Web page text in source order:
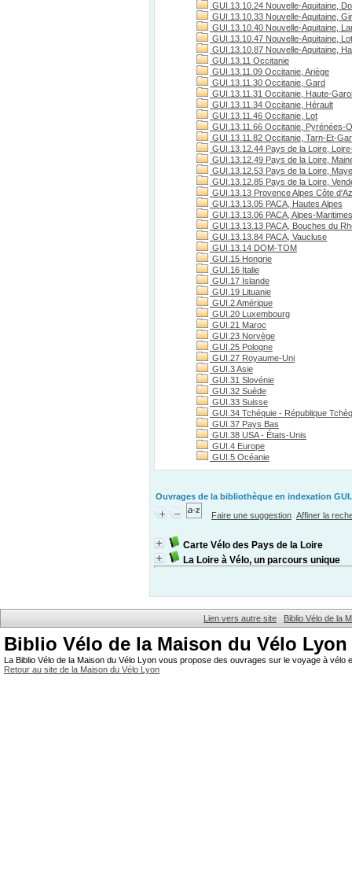
GUI.13.10.24 Nouvelle-Aquitaine,
GUI.13.10.33 Nouvelle-Aquitaine,
GUI.13.10.40 Nouvelle-Aquitaine,
GUI.13.10.47 Nouvelle-Aquitaine,
GUI.13.10.87 Nouvelle-Aquitaine,
GUI.13.11 Occitanie
GUI.13.11.09 Occitanie, Ariège
GUI.13.11.30 Occitanie, Gard
GUI.13.11.31 Occitanie, Haute-
GUI.13.11.34 Occitanie, Hérault
GUI.13.11.46 Occitanie, Lot
GUI.13.11.66 Occitanie, Pyrénées-
GUI.13.11.82 Occitanie, Tarn-Et-
GUI.13.12.44 Pays de la Loire,
GUI.13.12.49 Pays de la Loire,
GUI.13.12.53 Pays de la Loire,
GUI.13.12.85 Pays de la Loire,
GUI.13.13 Provence Alpes Côte
GUI.13.13.05 PACA, Hautes Alpes
GUI.13.13.06 PACA, Alpes-Maritimes
GUI.13.13.13 PACA, Bouches du
GUI.13.13.84 PACA, Vaucluse
GUI.13.14 DOM-TOM
GUI.15 Hongrie
GUI.16 Italie
GUI.17 Islande
GUI.19 Lituanie
GUI.2 Amérique
GUI.20 Luxembourg
GUI.21 Maroc
GUI.23 Norvège
GUI.25 Pologne
GUI.27 Royaume-Uni
GUI.3 Asie
GUI.31 Slovénie
GUI.32 Suède
GUI.33 Suisse
GUI.34 Tchéquie - République
GUI.37 Pays Bas
GUI.38 USA - États-Unis
GUI.4 Europe
GUI.5 Océanie
Ouvrages de la bibliothèque en indexation
Faire une suggestion Affiner la
Carte Vélo des Pays de la Loire
La Loire à Vélo, un parcours unique
Lien vers autre site Biblio Vélo de la
Biblio Vélo de la Maison du Vélo Lyon
La Biblio Vélo de la Maison du Vélo Lyon vous propose des ouvrages sur le voyage à
Retour au site de la Maison du Vélo Lyon